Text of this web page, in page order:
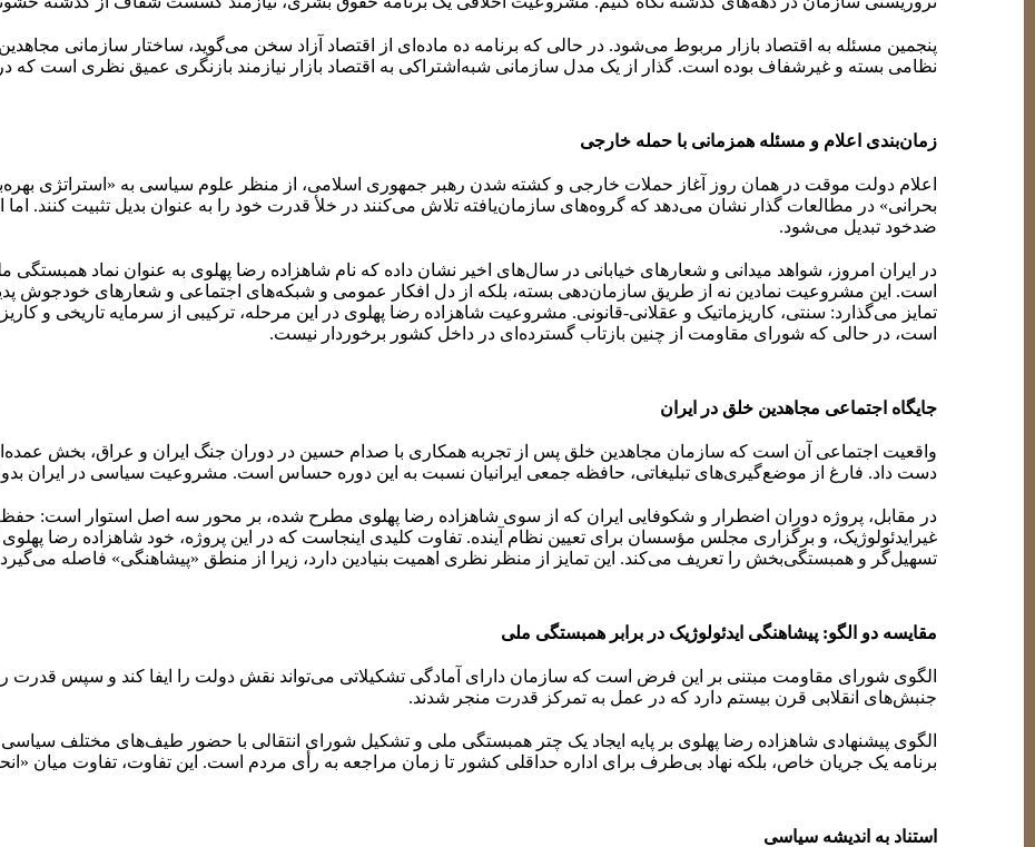
پنجمین مسئله به اقتصاد بازار مربوط می‌شود. در حالی که برنامه ده ماده‌ای از اقتصاد آزاد سخن می‌گوید، ساختار سازمانی
نظامی بسته و غیرشفاف بوده است. گذار از یک مدل سازمانی شبه‌اشتراکی به اقتصاد بازار نیازمند بازنگری عمیق نظری است که
زمان‌بندی اعلام و مسئله همزمانی با حمله خارجی
اعلام دولت موقت در همان روز آغاز حملات خارجی و کشته شدن رهبر جمهوری اسلامی، از منظر علوم سیاسی به «استراتژی
بحرانی» در مطالعات گذار نشان می‌دهد که گروه‌های سازمان‌یافته تلاش می‌کنند در خلأ قدرت خود را به عنوان بدیل تثبیت کنند. اما
ضدخود تبدیل می‌شود.
در ایران امروز، شواهد میدانی و شعارهای خیابانی در سال‌های اخیر نشان داده که نام شاهزاده رضا پهلوی به عنوان نماد
است. این مشروعیت نمادین نه از طریق سازمان‌دهی بسته، بلکه از دل افکار عمومی و شبکه‌های اجتماعی و شعارهای خودجوش
تمایز می‌گذارد: سنتی، کاریزماتیک و عقلانی-قانونی. مشروعیت شاهزاده رضا پهلوی در این مرحله، ترکیبی از سرمایه تاریخی و
است، در حالی که شورای مقاومت از چنین بازتاب گسترده‌ای در داخل کشور برخوردار نیست.
جایگاه اجتماعی مجاهدین خلق در ایران
واقعیت اجتماعی آن است که سازمان مجاهدین خلق پس از تجربه همکاری با صدام حسین در دوران جنگ ایران و عراق، بخش
دست داد. فارغ از موضع‌گیری‌های تبلیغاتی، حافظه جمعی ایرانیان نسبت به این دوره حساس است. مشروعیت سیاسی در ایران
در مقابل، پروژه دوران اضطرار و شکوفایی ایران که از سوی شاهزاده رضا پهلوی مطرح شده، بر محور سه اصل استوار است:
غیرایدئولوژیک، و برگزاری مجلس مؤسسان برای تعیین نظام آینده. تفاوت کلیدی اینجاست که در این پروژه، خود شاهزاده رضا
تسهیل‌گر و همبستگی‌بخش را تعریف می‌کند. این تمایز از منظر نظری اهمیت بنیادین دارد، زیرا از منطق «پیشاهنگی» فاصله
مقایسه دو الگو: پیشاهنگی ایدئولوژیک در برابر همبستگی ملی
الگوی شورای مقاومت مبتنی بر این فرض است که سازمان دارای آمادگی تشکیلاتی می‌تواند نقش دولت را ایفا کند و سپس قدرت
جنبش‌های انقلابی قرن بیستم دارد که در عمل به تمرکز قدرت منجر شدند.
الگوی پیشنهادی شاهزاده رضا پهلوی بر پایه ایجاد یک چتر همبستگی ملی و تشکیل شورای انتقالی با حضور طیف‌های مختلف
برنامه یک جریان خاص، بلکه نهاد بی‌طرف برای اداره حداقلی کشور تا زمان مراجعه به رأی مردم است. این تفاوت، تفاوت میان
استناد به اندیشه سیاسی